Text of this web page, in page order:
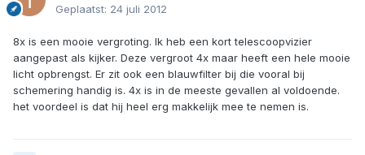
Geplaatst: 24 juli 2012
8x is een mooie vergroting. Ik heb een kort telescoopvizier
aangepast als kijker. Deze vergroot 4x maar heeft een hele mooie
licht opbrengst. Er zit ook een blauwfilter bij die vooral bij
schemering handig is. 4x is in de meeste gevallen al voldoende.
het voordeel is dat hij heel erg makkelijk mee te nemen is.